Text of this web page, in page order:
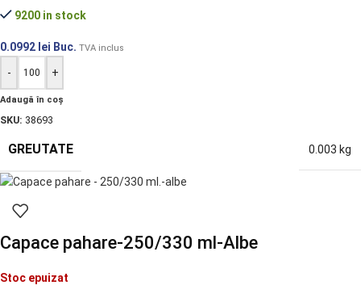
9200 in stock
0.0992 lei Buc. TVA inclus
- +
Adaugă în coș
SKU: 38693
GREUTATE 0.003 kg
Capace pahare-250/330 ml-Albe
Stoc epuizat